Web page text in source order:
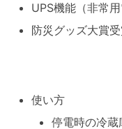
UPS機能（非常
防災グッズ大賞
使い方
停電時の冷